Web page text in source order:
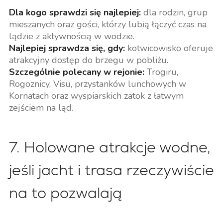
Dla kogo sprawdzi się najlepiej:dla rodzin, grup
mieszanych oraz gości, którzy lubią łączyć czas na
lądzie z aktywnością w wodzie.
Najlepiej sprawdza się, gdy:kotwicowisko oferuje
atrakcyjny dostęp do brzegu w pobliżu.
Szczególnie polecany w rejonie:Trogiru,
Rogoznicy, Visu, przystanków lunchowych w
Kornatach oraz wyspiarskich zatok z łatwym
zejściem na ląd.
7. Holowane atrakcje wodne,
jeśli jacht i trasa rzeczywiście
na to pozwalają